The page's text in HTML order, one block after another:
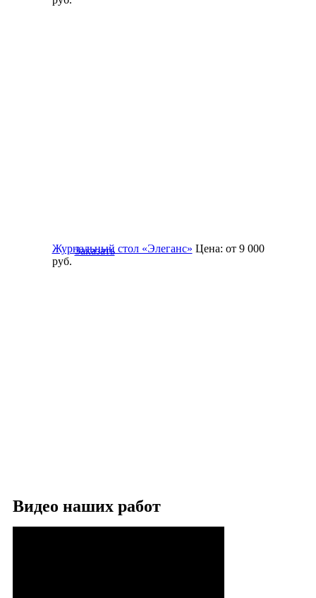
Журнальный стол «Элеганс» Цена: от 9 000
руб.
Заказать
Видео наших работ